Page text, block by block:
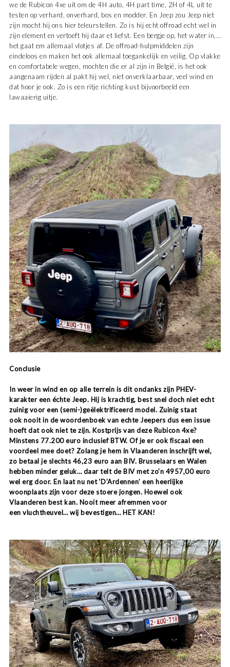
we de Rubicon 4xe uit om de 4H auto, 4H part time, 2H of 4L uit te
testen op verhard, onverhard, bos en modder. En Jeep zou Jeep niet
zijn mocht hij ons hier teleurstellen. Zo is hij echt offroad echt wel in
zijn element en vertoeft hij daar et liefst. Een bergje op, het water in,…
het gaat em allemaal vlotjes af. De offroad-hulpmiddelen zijn
eindeloos en maken het ook allemaal toegankelijk en veilig. Op vlakke
en comfortabele wegen, mochten die er al zijn in België, is het ook
aangenaam rijden al pakt hij wel, niet onverklaarbaar, veel wind en
dat hoor je ook. Zo is een ritje richting kust bijvoorbeeld een
lawaaierig uitje.
Conclusie
In weer in wind en op alle terrein is dit ondanks zijn PHEV-
karakter een échte Jeep. Hij is krachtig, best snel doch niet echt
zuinig voor een (semi-)geëlektrificeerd model. Zuinig staat
ook nooit in de woordenboek van echte Jeepers dus een issue
hoeft dat ook niet te zijn. Kostprijs van deze Rubicon 4xe?
Minstens 77.200 euro inclusief BTW. Of je er ook fiscaal een
voordeel mee doet? Zolang je hem in Vlaanderen inschrijft wel,
zo betaal je slechts 46,23 euro aan BIV. Brusselaars en Walen
hebben minder geluk… daar telt de BIV met zo’n 4957,00 euro
wel erg door. En laat nu net ‘D’Ardennen’ een heerlijke
woonplaats zijn voor deze stoere jongen. Hoewel ook
Vlaanderen best kan. Nooit meer afremmen voor
een vluchtheuvel… wij bevestigen… HET KAN!